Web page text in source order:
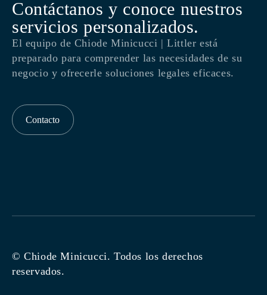
Contáctanos y conoce nuestros
servicios personalizados.
El equipo de Chiode Minicucci | Littler está
preparado para comprender las necesidades de su
negocio y ofrecerle soluciones legales eficaces.
Contacto
© Chiode Minicucci. Todos los derechos
reservados.